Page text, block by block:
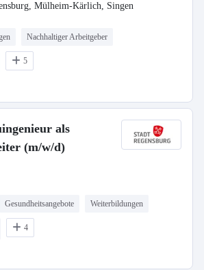
Mülheim-Kärlich, Singen
Nachhaltiger Arbeitgeber
5
als
(m/w/d)
Gesundheitsangebote Weiterbildungen
4